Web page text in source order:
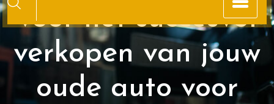
voor het succesvol
verkopen van jouw
oude auto voor